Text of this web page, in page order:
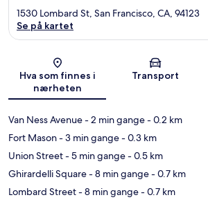
Kart
1530 Lombard St, San Francisco, CA, 94123
Se på kartet
Hva som finnes i
nærheten
Transport
Van Ness Avenue- 2 min gange- 0.2 km
Fort Mason- 3 min gange- 0.3 km
Union Street- 5 min gange- 0.5 km
Ghirardelli Square- 8 min gange- 0.7 km
Lombard Street- 8 min gange- 0.7 km